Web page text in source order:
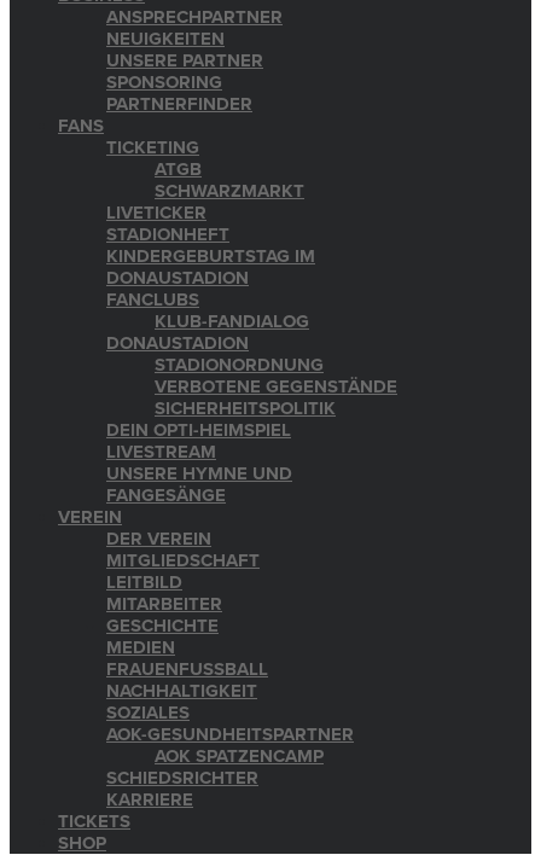
ANSPRECHPARTNER
NEUIGKEITEN
UNSERE PARTNER
SPONSORING
PARTNERFINDER
FANS
TICKETING
ATGB
SCHWARZMARKT
LIVETICKER
STADIONHEFT
KINDERGEBURTSTAG IM
DONAUSTADION
FANCLUBS
KLUB-FANDIALOG
DONAUSTADION
STADIONORDNUNG
VERBOTENE GEGENSTÄNDE
SICHERHEITSPOLITIK
DEIN OPTI-HEIMSPIEL
LIVESTREAM
UNSERE HYMNE UND
FANGESÄNGE
VEREIN
DER VEREIN
MITGLIEDSCHAFT
LEITBILD
MITARBEITER
GESCHICHTE
MEDIEN
FRAUENFUSSBALL
NACHHALTIGKEIT
SOZIALES
AOK-GESUNDHEITSPARTNER
AOK SPATZENCAMP
SCHIEDSRICHTER
KARRIERE
TICKETS
SHOP